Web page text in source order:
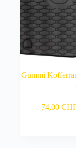
Gummi
74,00